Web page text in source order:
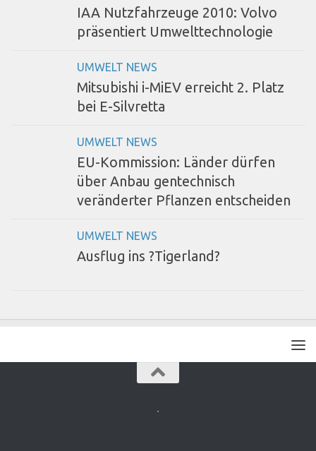
IAA Nutzfahrzeuge 2010: Volvo
präsentiert Umwelttechnologie
UMWELT NEWS
Mitsubishi i-MiEV erreicht 2. Platz
bei E-Silvretta
UMWELT NEWS
EU-Kommission: Länder dürfen
über Anbau gentechnisch
veränderter Pflanzen entscheiden
UMWELT NEWS
Ausflug ins ?Tigerland?
.